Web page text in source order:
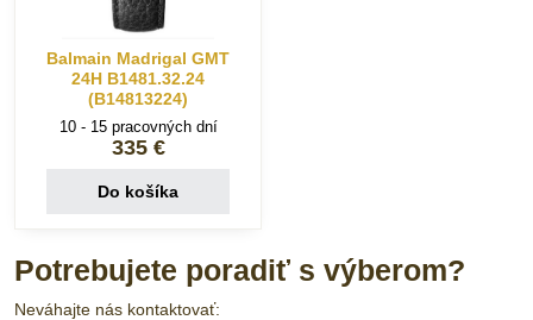
Balmain Madrigal GMT
24H B1481.32.24
(B14813224)
10 - 15 pracovných dní
335 €
Do košíka
Potrebujete poradiť s výberom?
Neváhajte nás kontaktovať: